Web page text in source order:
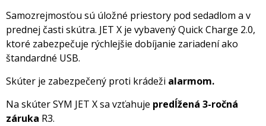
Samozrejmosťou sú úložné priestory pod sedadlom a v
prednej časti skútra. JET X je vybavený Quick Charge 2.0,
ktoré zabezpečuje rýchlejšie dobíjanie zariadení ako
štandardné USB.
Skúter je zabezpečený proti krádeži alarmom.
Na skúter SYM JET X sa vzťahuje predĺžená 3-ročná
záruka R3.